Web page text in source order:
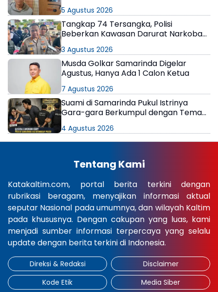
5 Agustus 2026
Tangkap 74 Tersangka, Polisi
Beberkan Kawasan Darurat Narkoba
3 Agustus 2026
Musda Golkar Samarinda Digelar
Agustus, Hanya Ada 1 Calon Ketua
7 Agustus 2026
Suami di Samarinda Pukul Istrinya
Gara-gara Berkumpul dengan Teman
4 Agustus 2026
Tentang Kami
Katakaltim.com, portal berita terkini dengan
rubrikasi beragam, menyajikan informasi aktual
seputar Nasional pada umumnya, dan wilayah Kaltim
pada khususnya. Dengan cakupan yang luas, kami
menjadi sumber informasi terpercaya yang selalu
update dengan berita terkini di Indonesia.
Direksi & Redaksi
Disclaimer
Kode Etik
Media Siber